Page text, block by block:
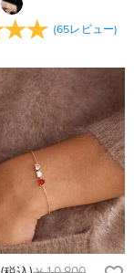
(65レビュー)